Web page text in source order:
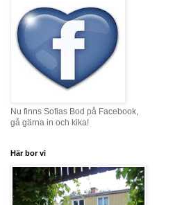
Nu finns Sofias Bod på Facebook,
gå gärna in och kika!
Här bor vi